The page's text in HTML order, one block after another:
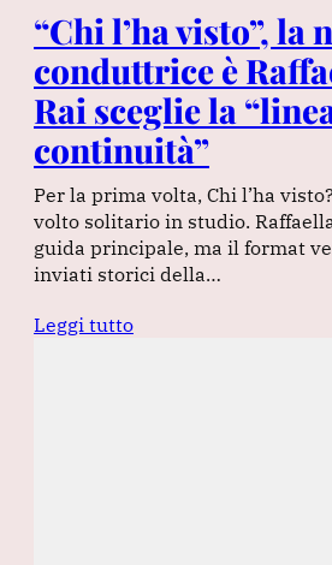
“Chi l’ha visto”, la
conduttrice è
Rai sceglie la
continuità”
Per la prima volta, Chi l’ha
volto solitario in studio.
guida principale, ma il format
inviati storici della…
Leggi tutto